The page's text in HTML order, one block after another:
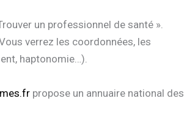
un professionnel de santé ».
verrez les coordonnées, les
haptonomie…).
propose un annuaire national des